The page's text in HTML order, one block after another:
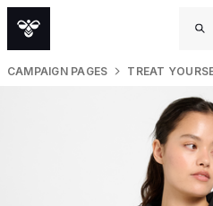
CAMPAIGN PAGES TREAT